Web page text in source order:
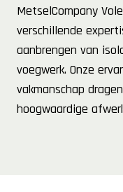
MetselCompany
verschillende
aanbrengen van
voegwerk. Onze
vakmanschap
hoogwaardige